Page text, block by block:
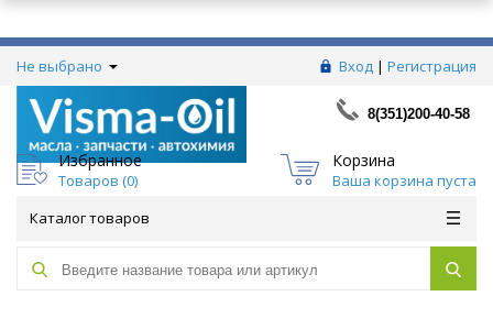
Не выбрано Вход | Регистрация
8(351)200-40-58
Избранное
Товаров (0)
Корзина
Ваша корзина пуста
Каталог товаров